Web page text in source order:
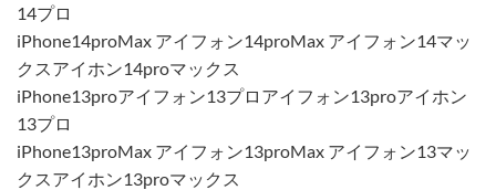
14プロ
iPhone14proMax アイフォン14proMax アイフォン14マッ
クスアイホン14proマックス
iPhone13proアイフォン13プロアイフォン13proアイホン
13プロ
iPhone13proMax アイフォン13proMax アイフォン13マッ
クスアイホン13proマックス